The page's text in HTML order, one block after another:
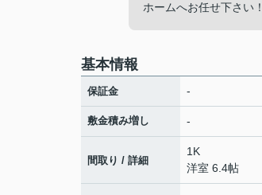
ホームへお任せ下さい！
基本情報
保証金 -
敷金積み増し -
間取り / 詳細
1K
洋室 6.4帖